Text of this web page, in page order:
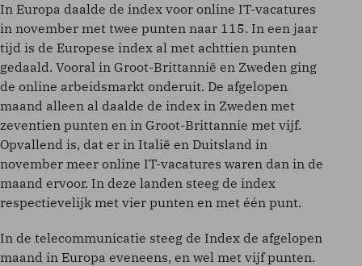
In Europa daalde de index voor online IT-vacatures
in november met twee punten naar 115. In een jaar
tijd is de Europese index al met achttien punten
gedaald. Vooral in Groot-Brittannië en Zweden ging
de online arbeidsmarkt onderuit. De afgelopen
maand alleen al daalde de index in Zweden met
zeventien punten en in Groot-Brittannie met vijf.
Opvallend is, dat er in Italië en Duitsland in
november meer online IT-vacatures waren dan in de
maand ervoor. In deze landen steeg de index
respectievelijk met vier punten en met één punt.
In de telecommunicatie steeg de Index de afgelopen
maand in Europa eveneens, en wel met vijf punten.